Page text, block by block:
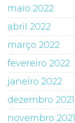
maio 2022
abril 2022
março 2022
fevereiro 2022
janeiro 2022
dezembro 2021
novembro 2021